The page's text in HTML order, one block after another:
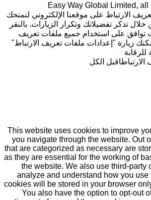
Easy Way Global Limited,
الارتباط على موقعنا الإلكتروني لنمنحك
خلال تذكر تفضيلاتك وتكرار الزيارات. بالنقر
توافق على استخدام جميع ملفات تعريف
زيارة "إعدادات ملفات تعريف الارتباط"
اقبل الكل
This website uses cookies to improve
you navigate through the website. Out
that are categorized as necessary are
as they are essential for the working of
the website. We also use third-party
analyze and understand how you
cookies will be stored in your browser
You also have the option to opt-out